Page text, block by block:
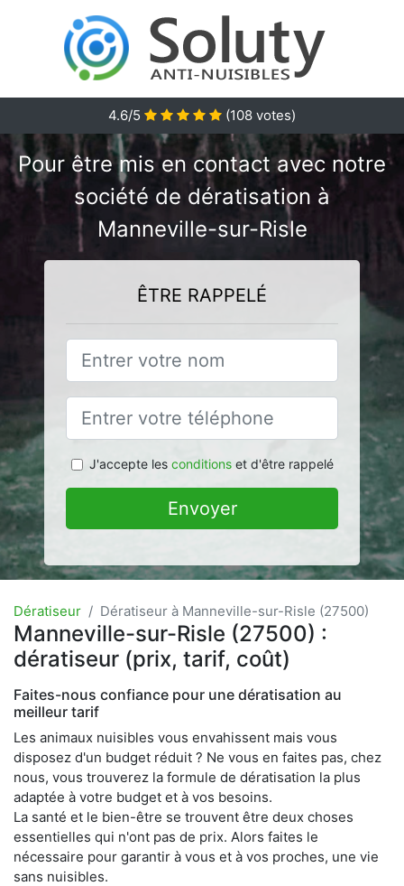
4.6/5 (108 votes)
Pour être mis en contact avec notre
société de dératisation à
Manneville-sur-Risle
ÊTRE RAPPELÉ
J'accepte les conditionset d'être rappelé
Envoyer
Dératiseur Dératiseur à Manneville-sur-Risle (27500)
Manneville-sur-Risle (27500) :
dératiseur (prix, tarif, coût)
Faites-nous confiance pour une dératisation au
meilleur tarif
Les animaux nuisibles vous envahissent mais vous
disposez d'un budget réduit ? Ne vous en faites pas, chez
nous, vous trouverez la formule de dératisation la plus
adaptée à votre budget et à vos besoins.
La santé et le bien-être se trouvent être deux choses
essentielles qui n'ont pas de prix. Alors faites le
nécessaire pour garantir à vous et à vos proches, une vie
sans nuisibles.